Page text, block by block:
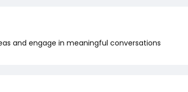
and engage in meaningful conversations